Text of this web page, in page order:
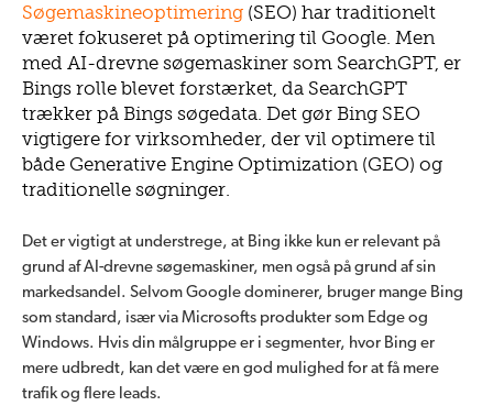
Søgemaskineoptimering (SEO) har traditionelt
været fokuseret på optimering til Google. Men
med AI-drevne søgemaskiner som SearchGPT, er
Bings rolle blevet forstærket, da SearchGPT
trækker på Bings søgedata. Det gør Bing SEO
vigtigere for virksomheder, der vil optimere til
både Generative Engine Optimization (GEO) og
traditionelle søgninger.
Det er vigtigt at understrege, at Bing ikke kun er relevant på
grund af AI-drevne søgemaskiner, men også på grund af sin
markedsandel. Selvom Google dominerer, bruger mange Bing
som standard, især via Microsofts produkter som Edge og
Windows. Hvis din målgruppe er i segmenter, hvor Bing er
mere udbredt, kan det være en god mulighed for at få mere
trafik og flere leads.